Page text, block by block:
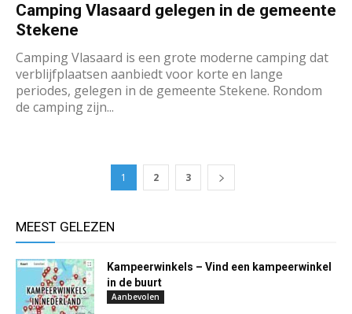
Camping Vlasaard gelegen in de gemeente
Stekene
Camping Vlasaard is een grote moderne camping dat
verblijfplaatsen aanbiedt voor korte en lange
periodes, gelegen in de gemeente Stekene. Rondom
de camping zijn...
1 2 3
MEEST GELEZEN
Kampeerwinkels – Vind een kampeerwinkel
in de buurt
Aanbevolen